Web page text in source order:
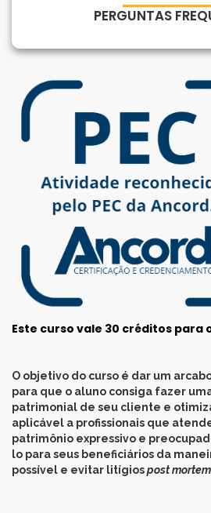
Para empresas
MINHA
PORTAL
PERGUNTAS
Este curso vale 30 créditos para
O objetivo do curso é dar um
para que o aluno consiga fazer
patrimonial de seu cliente e
aplicável a profissionais que
patrimônio expressivo e
lo para seus beneficiários da
possível e evitar litígiospost mortem